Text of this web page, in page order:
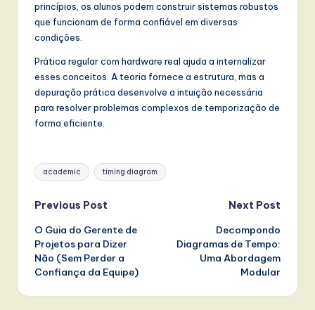
princípios, os alunos podem construir sistemas robustos
que funcionam de forma confiável em diversas
condições.
Prática regular com hardware real ajuda a internalizar
esses conceitos. A teoria fornece a estrutura, mas a
depuração prática desenvolve a intuição necessária
para resolver problemas complexos de temporização de
forma eficiente.
Tags:
academic timing diagram
Post
navigation
Previous Post
O Guia do Gerente de
Projetos para Dizer
Não (Sem Perder a
Confiança da Equipe)
Next Post
Decompondo
Diagramas de Tempo:
Uma Abordagem
Modular